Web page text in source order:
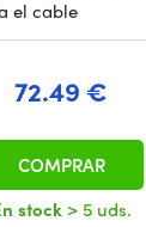
el cable
72.49 €
stock > 5 uds.
COMPRAR